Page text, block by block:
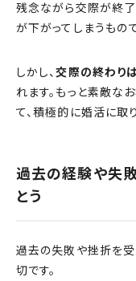
残念ながら交際が終了
が下がってしまうもの
しかし、交際の終わり
れます。もっと素敵な
て、積極的に婚活に取
過去の経験や失
とう
過去の失敗や挫折を受
切です。